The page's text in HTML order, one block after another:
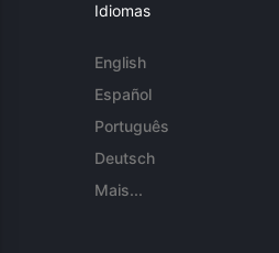
Idiomas
English
Español
Português
Deutsch
Mais...